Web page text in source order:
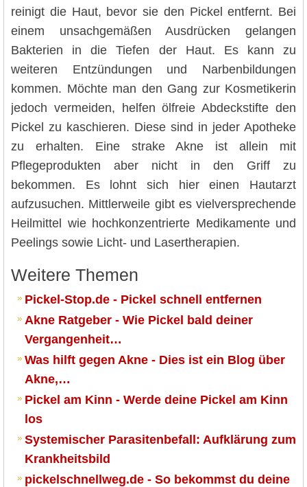
reinigt die Haut, bevor sie den Pickel entfernt. Bei
einem unsachgemäßen Ausdrücken gelangen
Bakterien in die Tiefen der Haut. Es kann zu
weiteren Entzündungen und Narbenbildungen
kommen. Möchte man den Gang zur Kosmetikerin
jedoch vermeiden, helfen ölfreie Abdeckstifte den
Pickel zu kaschieren. Diese sind in jeder Apotheke
zu erhalten. Eine strake Akne ist allein mit
Pflegeprodukten aber nicht in den Griff zu
bekommen. Es lohnt sich hier einen Hautarzt
aufzusuchen. Mittlerweile gibt es vielversprechende
Heilmittel wie hochkonzentrierte Medikamente und
Peelings sowie Licht- und Lasertherapien.
Weitere Themen
Pickel-Stop.de - Pickel schnell entfernen
Akne Ratgeber - Wie Pickel bald deiner
Vergangenheit…
Was hilft gegen Akne - Dies ist ein Blog über
Akne,…
Pickel am Kinn - Werde deine Pickel am Kinn
los
Systemischer Parasitenbefall: Aufklärung zum
Krankheitsbild
pickelschnellweg.de - So bekommst du deine